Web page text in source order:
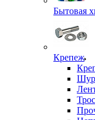
Бытовая
Крепеж